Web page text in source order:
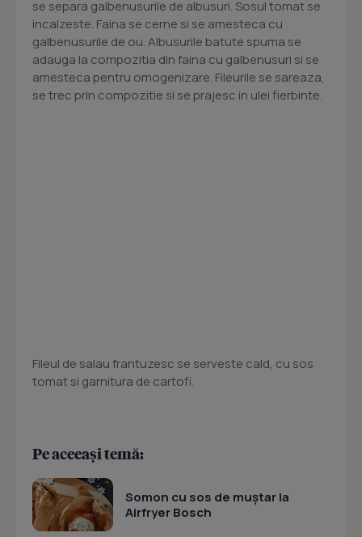
se separa galbenusurile de albusuri. Sosul tomat se
incalzeste. Faina se cerne si se amesteca cu
galbenusurile de ou. Albusurile batute spuma se
adauga la compozitia din faina cu galbenusuri si se
amesteca pentru omogenizare. Fileurile se sareaza,
se trec prin compozitie si se prajesc in ulei fierbinte.
Fileul de salau frantuzesc se serveste cald, cu sos
tomat si garnitura de cartofi.
Pe aceeași temă:
Somon cu sos de muștar la
Airfryer Bosch